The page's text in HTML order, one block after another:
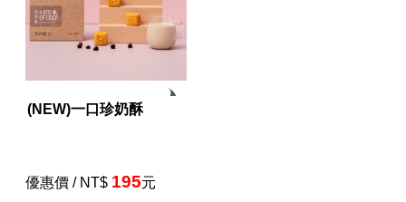
(NEW)一口珍奶酥
優惠價 / NT$ 195元